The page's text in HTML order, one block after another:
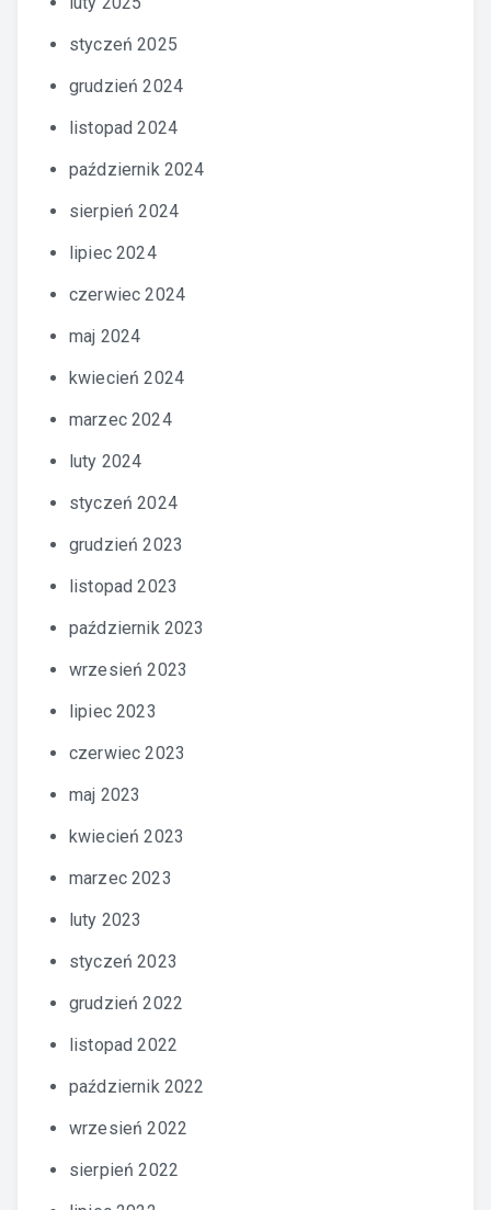
styczeń 2025
grudzień 2024
listopad 2024
październik 2024
sierpień 2024
lipiec 2024
czerwiec 2024
maj 2024
kwiecień 2024
marzec 2024
luty 2024
styczeń 2024
grudzień 2023
listopad 2023
październik 2023
wrzesień 2023
lipiec 2023
czerwiec 2023
maj 2023
kwiecień 2023
marzec 2023
luty 2023
styczeń 2023
grudzień 2022
listopad 2022
październik 2022
wrzesień 2022
sierpień 2022